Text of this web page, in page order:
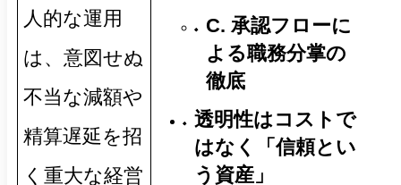
人的な運用
は、意図せぬ
不当な減額や
精算遅延を招
く重大な経営
C. 承認フローに
よる職務分掌の
徹底
透明性はコストで
はなく「信頼とい
う資産」